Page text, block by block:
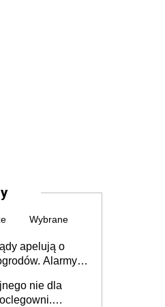
Wybrane
apelują o
Alarmy w
nie dla